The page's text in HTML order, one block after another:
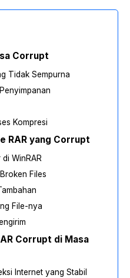
Corrupt
Tidak Sempurna
Kompresi
RAR yang Corrupt
di WinRAR
Files
File-nya
Corrupt di Masa
Internet yang Stabil